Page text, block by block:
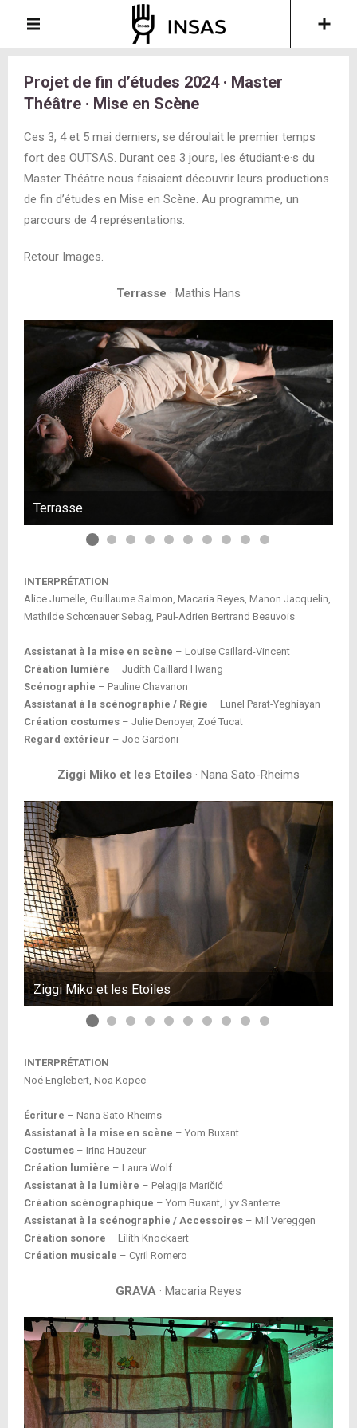
Projet de fin d’études 2024 · Master
Théâtre · Mise en Scène
Ces 3, 4 et 5 mai derniers, se déroulait le premier temps
fort des OUTSAS. Durant ces 3 jours, les étudiant·e·s du
Master Théâtre nous faisaient découvrir leurs productions
de fin d’études en Mise en Scène. Au programme, un
parcours de 4 représentations.
Retour Images.
Terrasse · Mathis Hans
Terrasse
INTERPRÉTATION
Alice Jumelle, Guillaume Salmon, Macaria Reyes, Manon Jacquelin,
Mathilde Schœnauer Sebag, Paul-Adrien Bertrand Beauvois
Assistanat à la mise en scène – Louise Caillard-Vincent
Création lumière – Judith Gaillard Hwang
Scénographie – Pauline Chavanon
Assistanat à la scénographie / Régie – Lunel Parat-Yeghiayan
Création costumes – Julie Denoyer, Zoé Tucat
Regard extérieur – Joe Gardoni
Ziggi Miko et les Etoiles · Nana Sato-Rheims
Ziggi Miko et les Etoiles
INTERPRÉTATION
Noé Englebert, Noa Kopec
Écriture – Nana Sato-Rheims
Assistanat à la mise en scène – Yom Buxant
Costumes – Irina Hauzeur
Création lumière – Laura Wolf
Assistanat à la lumière – Pelagija Maričić
Création scénographique – Yom Buxant, Lyv Santerre
Assistanat à la scénographie / Accessoires – Mil Vereggen
Création sonore – Lilith Knockaert
Création musicale – Cyril Romero
GRAVA · Macaria Reyes